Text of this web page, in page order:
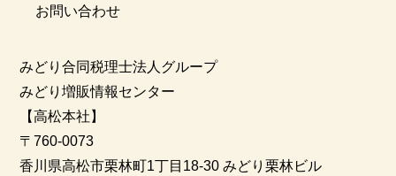
お問い合わせ
みどり合同税理士法人グループ
みどり増販情報センター
【高松本社】
〒760-0073
香川県高松市栗林町1丁目18-30 みどり栗林ビル